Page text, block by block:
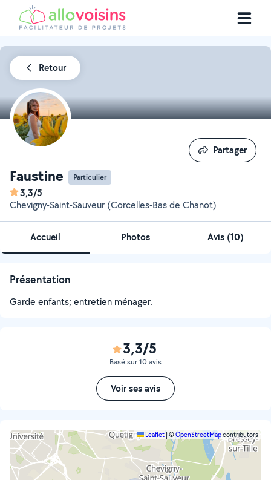
Retour
Faustine Particulier
3,3/5
Chevigny-Saint-Sauveur (Corcelles-Bas de Chanot)
Partager
Partager
Accueil Photos Avis (10)
Présentation
Garde enfants; entretien ménager.
3,3/5
Basé sur 10 avis
Voir ses avis
Leaflet|©OpenStreetMapcontributors